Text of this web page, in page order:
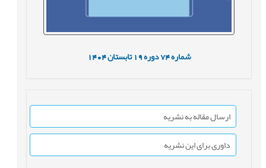
شماره74 دوره19 تابستان1404
ارسال مقاله به نشریه
داوری برای این نشریه